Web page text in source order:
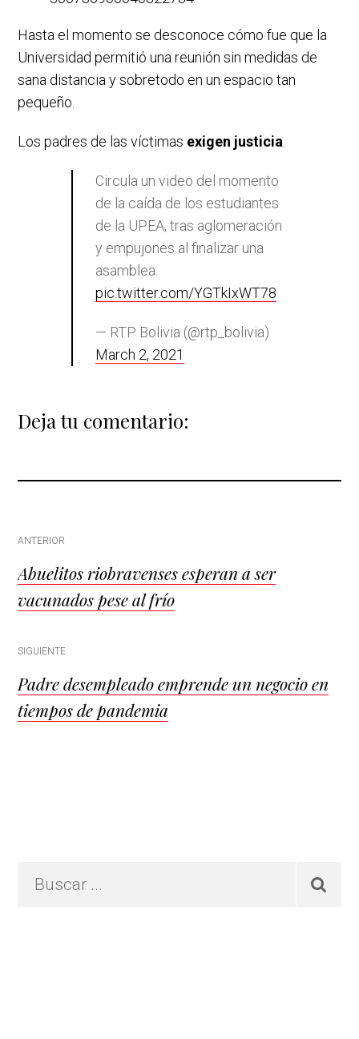
Hasta el momento se desconoce cómo fue que la
Universidad permitió una reunión sin medidas de
sana distancia y sobretodo en un espacio tan
pequeño.
Los padres de las víctimas exigen justicia
Circula un video del momento
de la caída de los estudiantes
de la UPEA, tras aglomeración
y empujones al finalizar una
asamblea.
pic.twitter.com/YGTkIxWT78
— RTP Bolivia (@rtp_bolivia)
March 2, 2021
Deja tu comentario:
Post
navigation
ANTERIOR
Abuelitos riobravenses esperan a ser
vacunados pese al frío
SIGUIENTE
Padre desempleado emprende un negocio en
tiempos de pandemia
Primary